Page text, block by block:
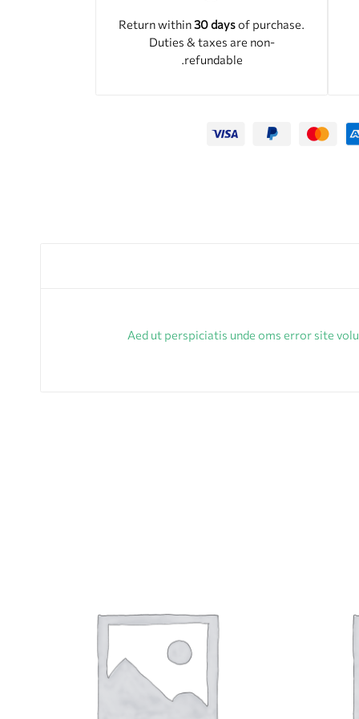
Return within30 daysof purchase.
Duties & taxes are non-
refundable.
Aed ut perspiciatis unde oms error site